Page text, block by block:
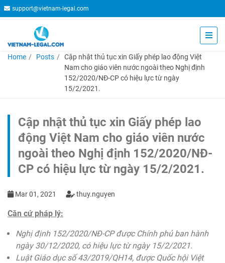
support@vietnam-legal.com
Home Posts
Cập nhật thủ tục xin Giấy phép lao động Việt
Nam cho giáo viên nước ngoài theo Nghị định
152/2020/NĐ-CP có hiệu lực từ ngày
15/2/2021.
Cập nhật thủ tục xin Giấy phép lao
động Việt Nam cho giáo viên nước
ngoài theo Nghị định 152/2020/NĐ-
CP có hiệu lực từ ngày 15/2/2021.
Mar 01, 2021 thuy.nguyen
Căn cứ pháp lý:
Nghị định 152/2020/NĐ-CP được Chính phủ ban hành
ngày 30/12/2020, có hiệu lực từ ngày 15/2/2021.
Luật Giáo dục số 43/2019/QH14, được Quốc hội Việt